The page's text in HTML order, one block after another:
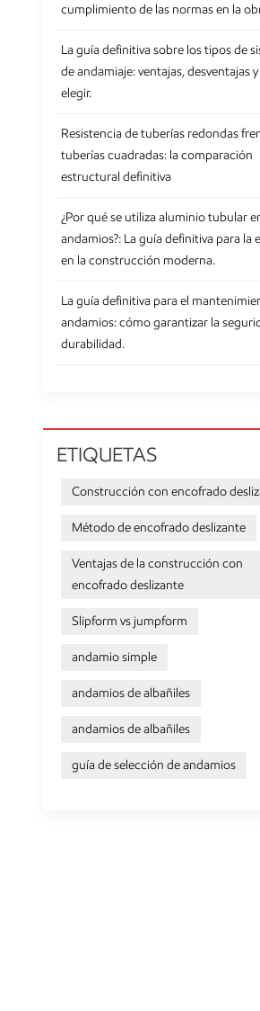
cumplimiento de las normas en la
La guía definitiva sobre los tipos de
de andamiaje: ventajas, desventajas
elegir.
Resistencia de tuberías redondas
tuberías cuadradas: la comparación
estructural definitiva
¿Por qué se utiliza aluminio tubular
andamios?: La guía definitiva para la
en la construcción moderna.
La guía definitiva para el
andamios: cómo garantizar la
durabilidad.
ETIQUETAS
Construcción con encofrado
Método de encofrado deslizante
Ventajas de la construcción con
encofrado deslizante
Slipform vs jumpform
andamio simple
andamios de albañiles
andamios de albañiles
guía de selección de andamios